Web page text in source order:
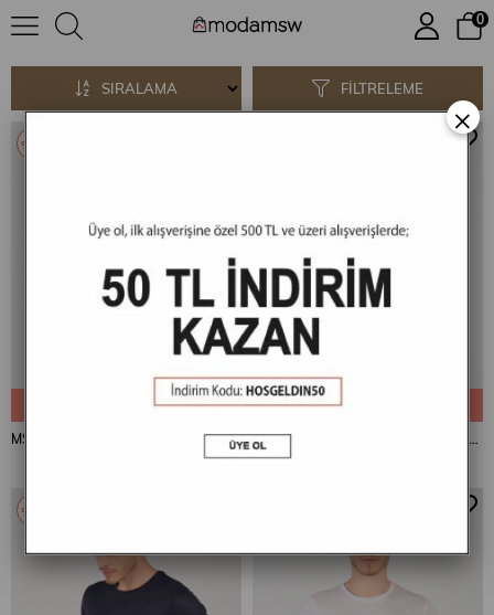
0
FILTRELEME
SIRALAMA
SEPETE EKLE
MSW Tencel Erkek Regular Fit Siyah Bisiklet Yaka T-shirt
%34
SEPETE EKLE
₺799,90
%34
×